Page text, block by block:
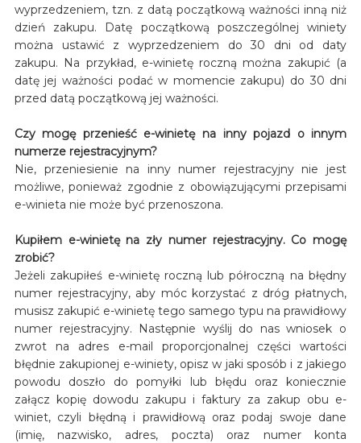
wyprzedzeniem, tzn. z datą początkową ważności inną niż
dzień zakupu. Datę początkową poszczególnej winiety
można ustawić z wyprzedzeniem do 30 dni od daty
zakupu. Na przykład, e-winietę roczną można zakupić (a
datę jej ważności podać w momencie zakupu) do 30 dni
przed datą początkową jej ważności.
Czy mogę przenieść e-winietę na inny pojazd o innym
numerze rejestracyjnym?
Nie, przeniesienie na inny numer rejestracyjny nie jest
możliwe, ponieważ zgodnie z obowiązującymi przepisami
e-winieta nie może być przenoszona.
Kupiłem e-winietę na zły numer rejestracyjny. Co mogę
zrobić?
Jeżeli zakupiłeś e-winietę roczną lub półroczną na błędny
numer rejestracyjny, aby móc korzystać z dróg płatnych,
musisz zakupić e-winietę tego samego typu na prawidłowy
numer rejestracyjny. Następnie wyślij do nas wniosek o
zwrot na adres e-mail proporcjonalnej części wartości
błędnie zakupionej e-winiety, opisz w jaki sposób i z jakiego
powodu doszło do pomyłki lub błędu oraz koniecznie
załącz kopię dowodu zakupu i faktury za zakup obu e-
winiet, czyli błędną i prawidłową oraz podaj swoje dane
(imię, nazwisko, adres, poczta) oraz numer konta